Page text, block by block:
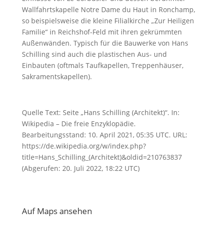
Wallfahrtskapelle Notre Dame du Haut in Ronchamp,
so beispielsweise die kleine Filialkirche „Zur Heiligen
Familie“ in Reichshof-Feld mit ihren gekrümmten
Außenwänden. Typisch für die Bauwerke von Hans
Schilling sind auch die plastischen Aus- und
Einbauten (oftmals Taufkapellen, Treppenhäuser,
Sakramentskapellen).
Quelle Text: Seite „Hans Schilling (Architekt)“. In:
Wikipedia – Die freie Enzyklopädie.
Bearbeitungsstand: 10. April 2021, 05:35 UTC. URL:
https://de.wikipedia.org/w/index.php?
title=Hans_Schilling_(Architekt)&oldid=210763837
(Abgerufen: 20. Juli 2022, 18:22 UTC)
Auf Maps ansehen